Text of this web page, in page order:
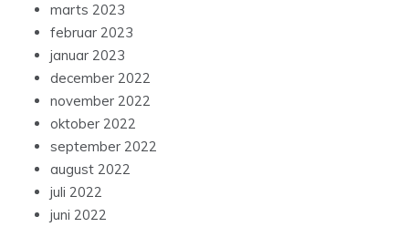
marts 2023
februar 2023
januar 2023
december 2022
november 2022
oktober 2022
september 2022
august 2022
juli 2022
juni 2022